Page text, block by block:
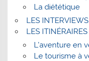
La diététique
LES INTERVIEWS
LES ITINÉRAIRES
L’aventure en
Le tourisme à